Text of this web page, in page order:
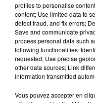
FIL D'ACTUS
profiles to personalise
content; Use limited data to
detect fraud, and fix errors;
Save and communicate
process personal data such
following functionalities:
requested; Use precise
other data sources; Link
information transmitted
Vous pouvez accepter en